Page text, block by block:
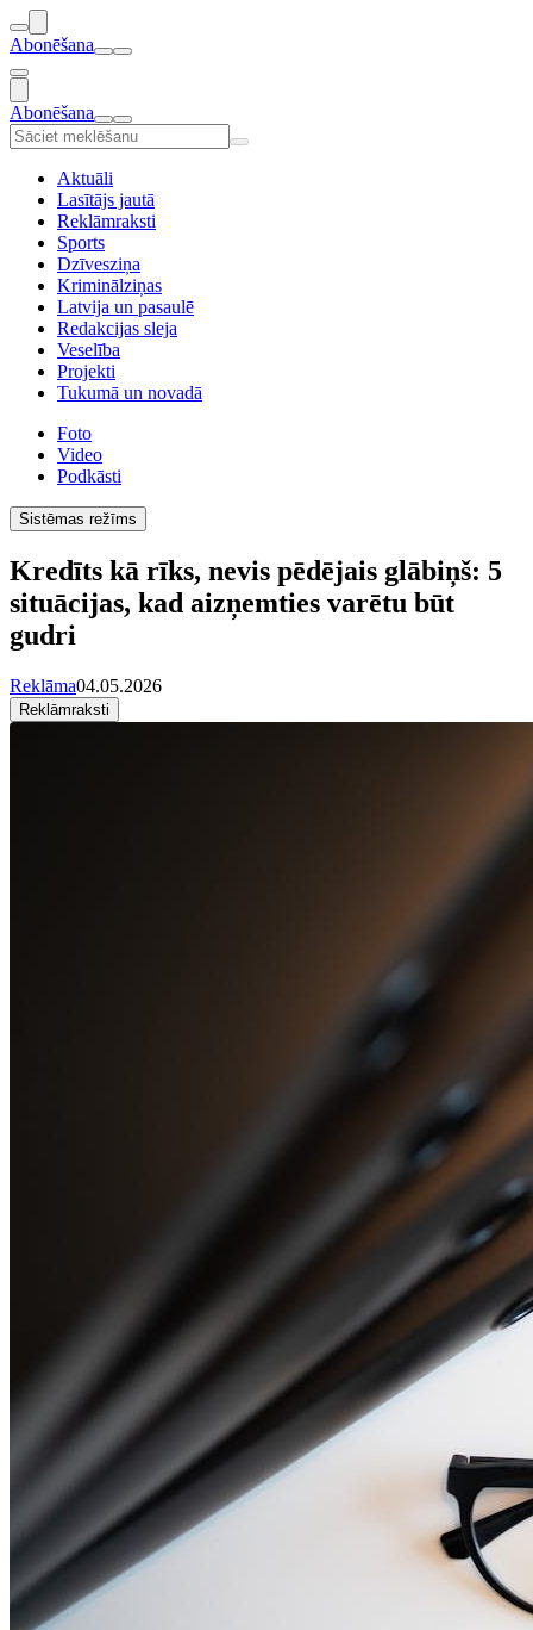
Abonēšana
Abonēšana
Aktuāli
Lasītājs jautā
Reklāmraksti
Sports
Dzīvesziņa
Kriminālziņas
Latvija un pasaulē
Redakcijas sleja
Veselība
Projekti
Tukumā un novadā
Foto
Video
Podkāsti
Sistēmas režīms
Kredīts kā rīks, nevis pēdējais glābiņš: 5
situācijas, kad aizņemties varētu būt
gudri
Reklāma04.05.2026
Reklāmraksti